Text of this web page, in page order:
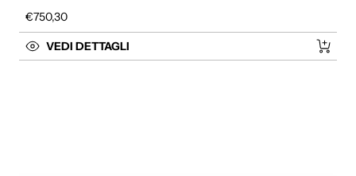
Prezzo regolare
€750,30
VEDI DETTAGLI